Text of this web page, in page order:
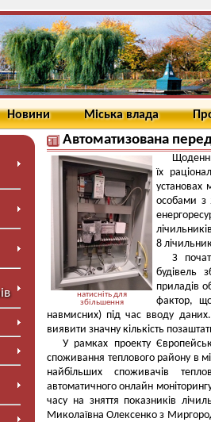
Новини Міська влада
Автоматизована
натисніть для
збільшення
їх
установах
особами з
8
З
будівель
приладів
фактор,
навмисних) під час вводу
виявити значну кількість
У рамках проекту
споживання теплового району в
найбільших споживачів
автоматичного онлайн
часу на зняття показників
Миколаївна Олексенко з